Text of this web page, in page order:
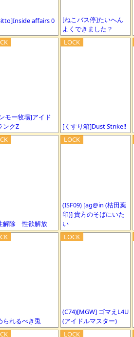
affairs 0
[ねこバス停]たいへん
よくできました？
モー牧場]アイド
ンクZ
[くすり箱]Dust Strike!!
解除 性欲解放
(ISF09) [ag@in (枯田葉
印)] 貴方のそばにいた
い
られるべき兎
(C74)[MGW] ゴマえL4U
(アイドルマスター)